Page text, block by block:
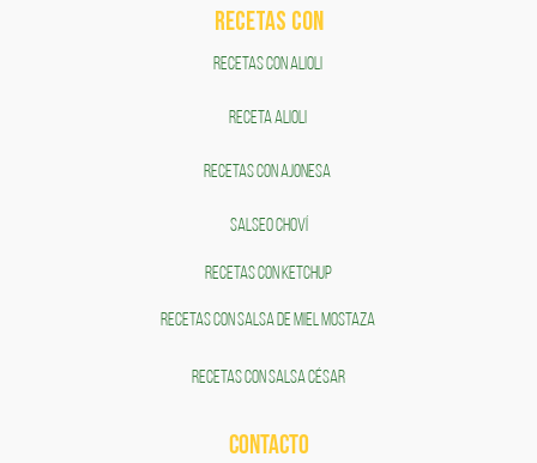
RECETAS COn
RECETAS CON ALIOLI
RECETA ALIOLI
RECETAS CON AJONESA
SALSEO CHOVÍ
RECETAS CON KETCHUP
RECETAS CON SALSA DE MIEL MOSTAZA
RECETAS CON SALSA CÉSAR
CONTACTO